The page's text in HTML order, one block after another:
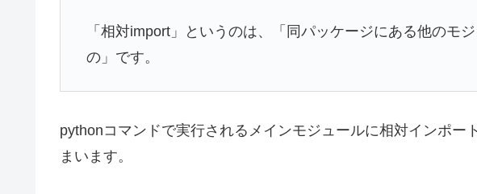
「相対import」というのは、「同パッケージにある他のモ
の」です。
pythonコマンドで実行されるメインモジュールに相対インポー
まいます。